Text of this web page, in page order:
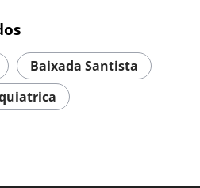
Baixada Santista